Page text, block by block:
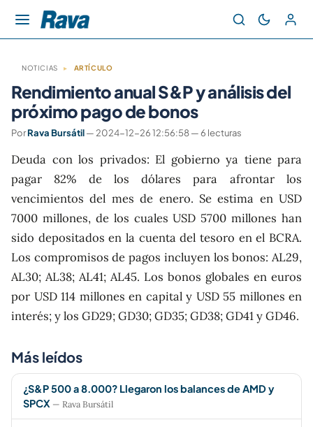
NOTICIAS ▸ ARTÍCULO
Rendimiento anual S&P y análisis del
próximo pago de bonos
PorRava Bursátil— 2024-12-26 12:56:58 — 6 lecturas
Deuda con los privados: El gobierno ya tiene para
pagar 82% de los dólares para afrontar los
vencimientos del mes de enero. Se estima en USD
7000 millones, de los cuales USD 5700 millones han
sido depositados en la cuenta del tesoro en el BCRA.
Los compromisos de pagos incluyen los bonos: AL29,
AL30; AL38; AL41; AL45. Los bonos globales en euros
por USD 114 millones en capital y USD 55 millones en
interés; y los GD29; GD30; GD35; GD38; GD41 y GD46.
Más leídos
¿S&P 500 a 8.000? Llegaron los balances de AMD y
SPCX — Rava Bursátil